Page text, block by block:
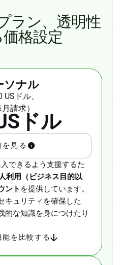
ラン、透明性
格設定
ソナル
USドル、
月請求）
ドル
を見る
できるよう支援するた
利用（ビジネス目的以
ント を提供しています。
キュリティを確保した
的な知識を身につけたり
能を比較する